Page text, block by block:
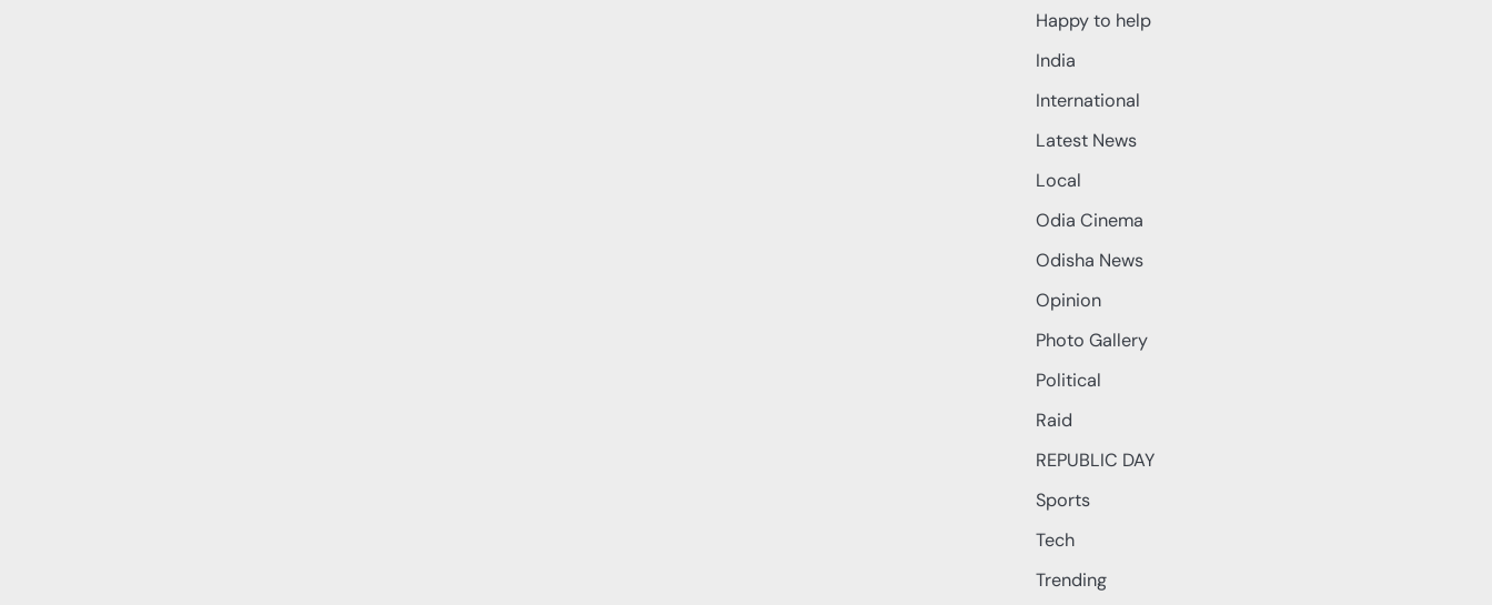
Happy to help
India
International
Latest News
Local
Odia Cinema
Odisha News
Opinion
Photo Gallery
Political
Raid
REPUBLIC DAY
Sports
Tech
Trending